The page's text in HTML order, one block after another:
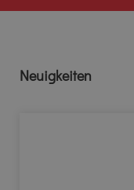
Neuigkeiten